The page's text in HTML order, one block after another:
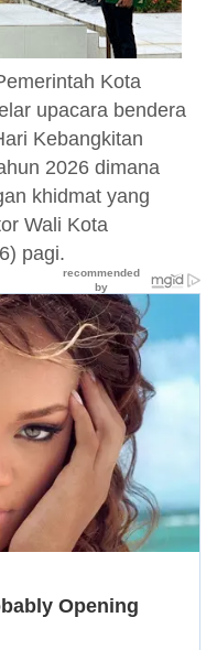
Kota
upacara bendera
Kebangkitan
2026 dimana
khidmat yang
Wali Kota
pagi.